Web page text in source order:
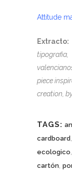
Attitude
piece
creation,
TAGS:
cardboard ,
ecologico,
cartón,